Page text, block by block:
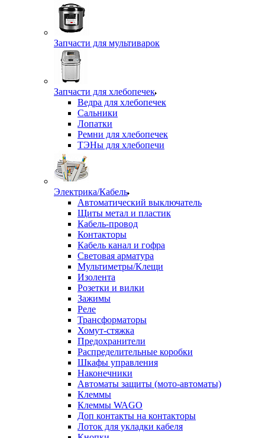
Запчасти для мультиварок
Запчасти для хлебопечек
Ведра для хлебопечек
Сальники
Лопатки
Ремни для хлебопечек
ТЭНы для хлебопечи
Электрика/Кабель
Автоматический выключатель
Щиты метал и пластик
Кабель-провод
Контакторы
Кабель канал и гофра
Световая арматура
Мультиметры/Клещи
Изолента
Розетки и вилки
Зажимы
Реле
Трансформаторы
Хомут-стяжка
Предохранители
Распределительные коробки
Шкафы управления
Наконечники
Автоматы защиты (мото-автоматы)
Клеммы
Клеммы WAGO
Доп контакты на контакторы
Лоток для укладки кабеля